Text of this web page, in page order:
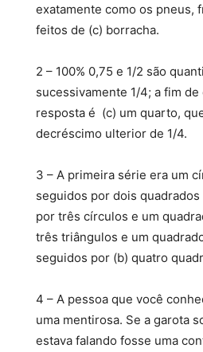
exatamente como os pneus,
feitos de (c) borracha.
2 – 100% 0,75 e 1/2 são
sucessivamente 1/4; a fim
resposta é (c) um quarto,
decréscimo ulterior de 1/4.
3 – A primeira série era um
seguidos por dois
por três círculos e um
três triângulos e um
seguidos por (b) quatro
4 – A pessoa que você
uma mentirosa. Se a garota
estava falando fosse uma